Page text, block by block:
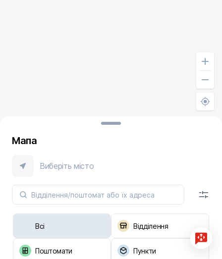
Мапа
Виберіть місто
Всі Відділення
Поштомати Пункти